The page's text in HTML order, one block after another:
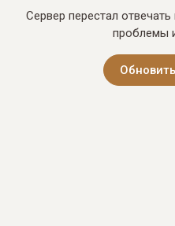
Сервер перестал
проблемы